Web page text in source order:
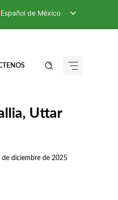
Español de México
English
Français
हिन्दी
தமிழ்
Uttar
de diciembre de 2025